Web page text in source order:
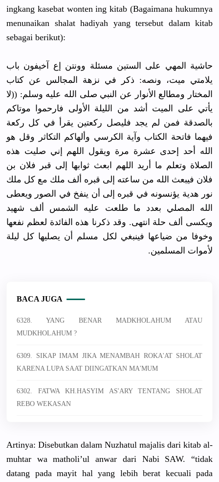
ingkang kasebat wonten ing kitab (Bagaimana hukumnya
menunaikan shalat hadiyah yang tersebut dalam kitab
sebagai berikut):
حاشية المهي على الستين مسئلة وونتن إع آخيفون باب
يلامتي ميت، ونصه: ذكر في نزهة المجالس عن كتاب
المختار ومطالع الأنوار عن النبي صلى الله عليه وسلم: ((لا
يأتي على الميت أشد من الليلة الأولى فارحموا موتاكم
بالصدقة فمن لم يجد فليصل ركعتين يقرأ في كل ركعة
فيهما فاتحة الكتاب وآية الكرسي وألهاكم التكاثر وقل هو
الله أحد إحدى عشرة مرة ويقول اللهم إني صليت هذه
الصلاة وتعلم ما أريد اللهم ابعث ثوابها إلى قبر فلان بن
فلان فيبعث الله من ساعته إلى قبره ألف ملك مع كل ملك
نور هدية يؤنسونه في قبره إلى أن ينفخ في الصور ويعطى
الله المصلي بعدد ما طلعت عليه الشمس ألف شهيد
ويكسى ألف حلة انتهى. وقد ذكرنا هذه الفائدة لعظم نفعها
وخوفا من ضياعها فينبغي لكل مسلم أن يصليها كل ليلة
لأموات المسلمين.
BACA JUGA
6328. YANG BENAR MADKHOLAHUM ATAU
MUDKHOLAHUM ?
6309. SIKAP IMAM JIKA MENAMBAH ROKA'AT SHOLAT
KARENA LUPA SAAT DIINGATKAN MA'MUM
6302. FATWA KH.HASYIM AS'ARY TENTANG SHOLAT
REBO WEKASAN
Artinya: Disebutkan dalam Nuzhatul majalis dari kitab al-
muhtar wa matholi’ul anwar dari Nabi SAW. “tidak
datang pada mayit hal yang lebih berat kecuali pada